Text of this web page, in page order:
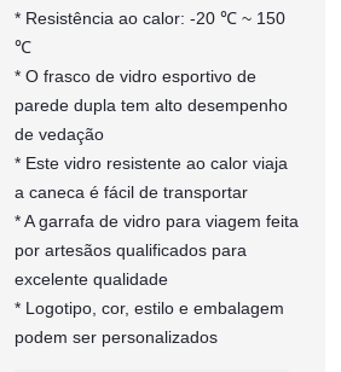
* Resistência ao calor: -20 ℃ ~ 150
℃
* O frasco de vidro esportivo de
parede dupla tem alto desempenho
de vedação
* Este vidro resistente ao calor viaja
a caneca é fácil de transportar
* A garrafa de vidro para viagem feita
por artesãos qualificados para
excelente qualidade
* Logotipo, cor, estilo e embalagem
podem ser personalizados